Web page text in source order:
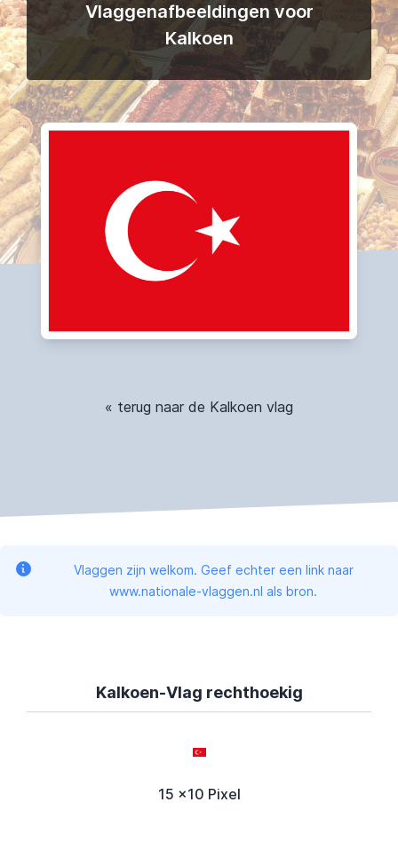
Vlaggenafbeeldingen voor
Kalkoen
« terug naar de Kalkoen vlag
Vlaggen zijn welkom. Geef echter een link naar
www.nationale-vlaggen.nl als bron.
Kalkoen-Vlag rechthoekig
15 x10 Pixel